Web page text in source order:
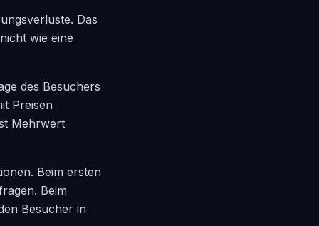
Das
wie eine
des Besuchers
Preisen
Mehrwert
Beim ersten
Beim
Besucher in